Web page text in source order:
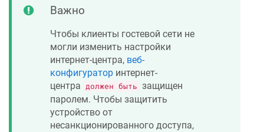
Важно
Чтобы клиенты гостевой сети не
могли изменить настройки
интернет-центра, веб-
конфигуратор интернет-
центра должен быть защищен
паролем. Чтобы защитить
устройство от
несанкционированного доступа,